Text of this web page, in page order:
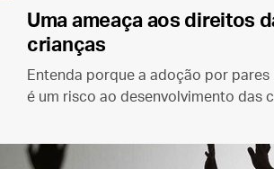
Uma ameaça aos direitos
crianças
Entenda porque a adoção por pares
é um risco ao desenvolvimento das